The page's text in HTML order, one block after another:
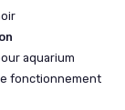
aquarium
fonctionnement